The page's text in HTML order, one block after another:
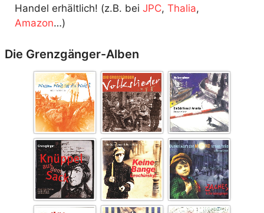
Handel erhältlich! (z.B. bei JPC, Thalia,
Amazon…)
Die Grenzgänger-Alben